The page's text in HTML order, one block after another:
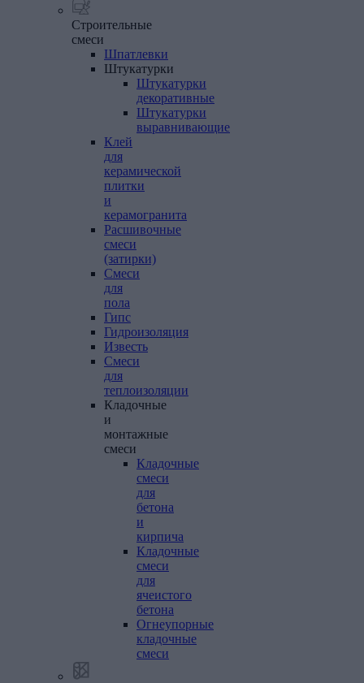
Строительные
смеси
Шпатлевки
Штукатурки
Штукатурки
декоративные
Штукатурки
выравнивающие
Клей
для
керамической
плитки
и
керамогранита
Расшивочные
смеси
(затирки)
Смеси
для
пола
Гипс
Гидроизоляция
Известь
Смеси
для
теплоизоляции
Кладочные
и
монтажные
смеси
Кладочные
смеси
для
бетона
и
кирпича
Кладочные
смеси
для
ячеистого
бетона
Огнеупорные
кладочные
смеси